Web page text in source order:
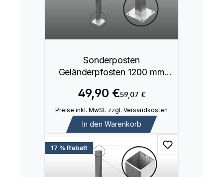
Sonderposten
Geländerpfosten 1200 mm
Vierkantrohr Basis aufgesetzte
Montage
49,90 €59,07 €
Preise inkl. MwSt. zzgl. Versandkosten
In den Warenkorb
17 % Rabatt